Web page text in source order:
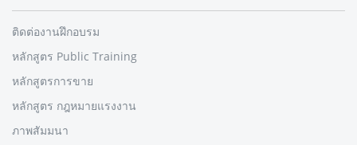
ติดต่องานฝึกอบรม
หลักสูตร Public Training
หลักสูตรการขาย
หลักสูตร กฎหมายแรงงาน
ภาพสัมมนา